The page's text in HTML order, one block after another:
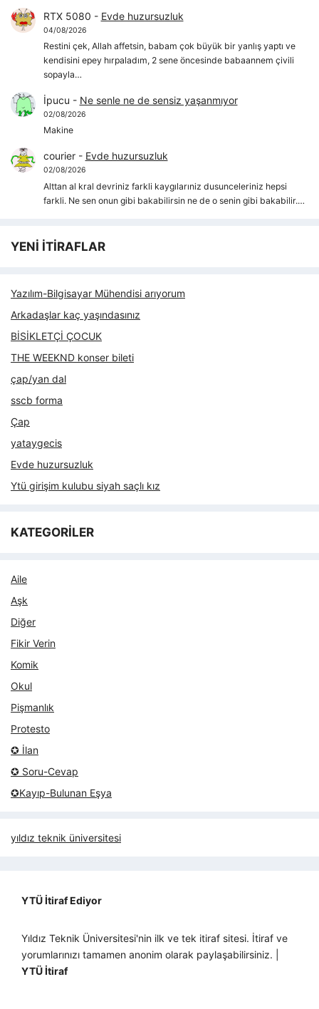
RTX 5080 - Evde huzursuzluk
04/08/2026
Restini çek, Allah affetsin, babam çok büyük bir yanlış yaptı ve
kendisini epey hırpaladım, 2 sene öncesinde babaannem çivili
sopayla…
İpucu - Ne senle ne de sensiz yaşanmıyor
02/08/2026
Makine
courier- Evde huzursuzluk
02/08/2026
Alttan al kral devriniz farkli kaygılarıniz dusunceleriniz hepsi
farkli. Ne sen onun gibi bakabilirsin ne de o senin gibi bakabilir.…
YENİ İTİRAFLAR
Yazılım-Bilgisayar Mühendisi arıyorum
Arkadaşlar kaç yaşındasınız
BİSİKLETÇİ ÇOCUK
THE WEEKND konser bileti
çap/yan dal
sscb forma
Çap
yataygecis
Evde huzursuzluk
Ytü girişim kulubu siyah saçlı kız
KATEGORİLER
Aile
Aşk
Diğer
Fikir Verin
Komik
Okul
Pişmanlık
Protesto
✪ İlan
✪ Soru-Cevap
✪Kayıp-Bulunan Eşya
yıldız teknik üniversitesi
YTÜ İtiraf Ediyor
Yıldız Teknik Üniversitesi'nin ilk ve tek itiraf sitesi. İtiraf ve
yorumlarınızı tamamen anonim olarak paylaşabilirsiniz. |
YTÜ İtiraf